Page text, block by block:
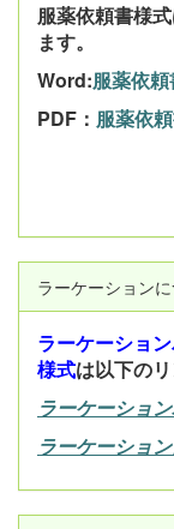
服薬依頼書様
ます。
Word:服薬依
PDF： 服薬依
ラーケーション
ラーケーショ
様式は以下の
ラーケーショ
ラーケーショ